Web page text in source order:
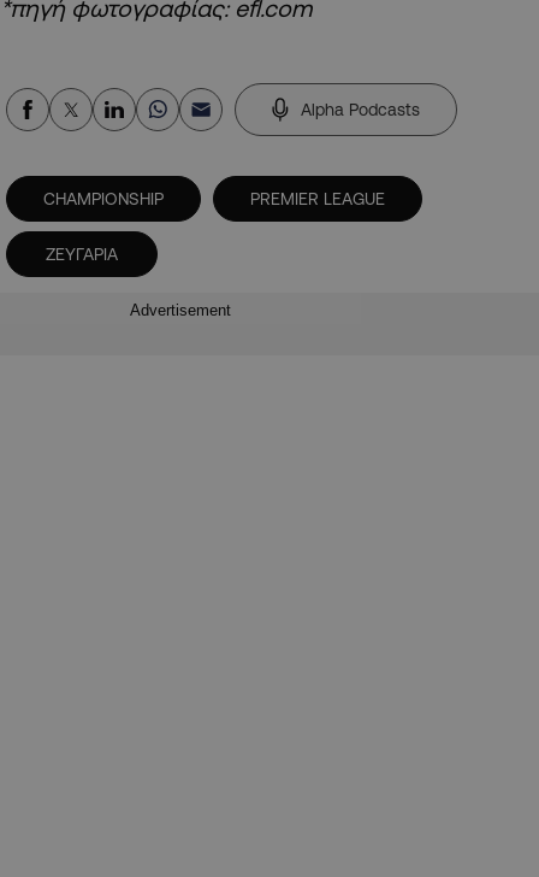
*πηγή φωτογραφίας: efl.com
Alpha Podcasts
CHAMPIONSHIP PREMIER LEAGUE
ΖΕΥΓΑΡΙΑ
Advertisement